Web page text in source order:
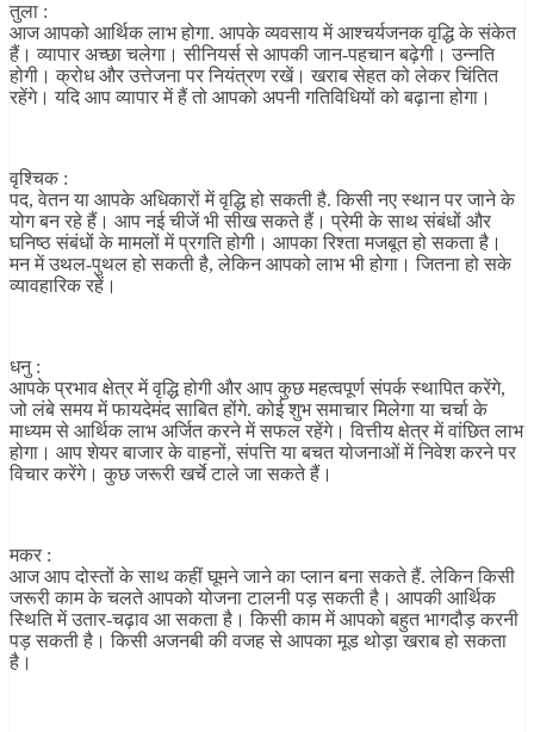
तुला :
आज आपको आर्थिक लाभ होगा. आपके व्यवसाय में आश्चर्यजनक वृद्धि के संकेत
हैं। व्यापार अच्छा चलेगा। सीनियर्स से आपकी जान-पहचान बढ़ेगी। उन्नति
होगी। क्रोध और उत्तेजना पर नियंत्रण रखें। खराब सेहत को लेकर चिंतित
रहेंगे। यदि आप व्यापार में हैं तो आपको अपनी गतिविधियों को बढ़ाना होगा।
वृश्चिक :
पद, वेतन या आपके अधिकारों में वृद्धि हो सकती है. किसी नए स्थान पर जाने के
योग बन रहे हैं। आप नई चीजें भी सीख सकते हैं। प्रेमी के साथ संबंधों और
घनिष्ठ संबंधों के मामलों में प्रगति होगी। आपका रिश्ता मजबूत हो सकता है।
मन में उथल-पुथल हो सकती है, लेकिन आपको लाभ भी होगा। जितना हो सके
व्यावहारिक रहें।
धनु :
आपके प्रभाव क्षेत्र में वृद्धि होगी और आप कुछ महत्वपूर्ण संपर्क स्थापित करेंगे,
जो लंबे समय में फायदेमंद साबित होंगे. कोई शुभ समाचार मिलेगा या चर्चा के
माध्यम से आर्थिक लाभ अर्जित करने में सफल रहेंगे। वित्तीय क्षेत्र में वांछित लाभ
होगा। आप शेयर बाजार के वाहनों, संपत्ति या बचत योजनाओं में निवेश करने पर
विचार करेंगे। कुछ जरूरी खर्चे टाले जा सकते हैं।
मकर :
आज आप दोस्तों के साथ कहीं घूमने जाने का प्लान बना सकते हैं. लेकिन किसी
जरूरी काम के चलते आपको योजना टालनी पड़ सकती है। आपकी आर्थिक
स्थिति में उतार-चढ़ाव आ सकता है। किसी काम में आपको बहुत भागदौड़ करनी
पड़ सकती है। किसी अजनबी की वजह से आपका मूड थोड़ा खराब हो सकता
है।